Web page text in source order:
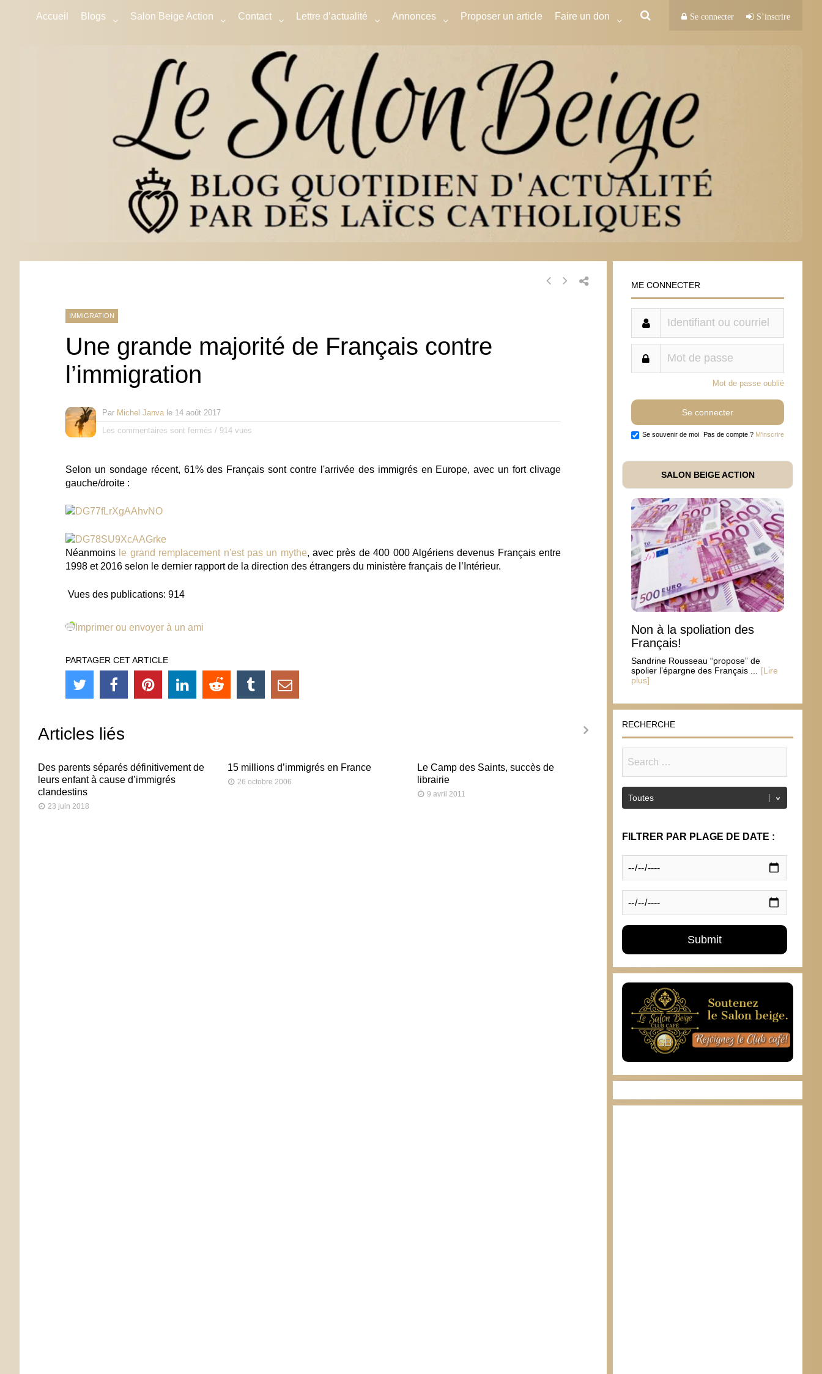
Accueil Blogs Salon Beige Action Contact Lettre d’actualité Annonces Proposer un article Faire un don Se connecter S’inscrire
IMMIGRATION
Une grande majorité de Français contre
l’immigration
Par Michel Janva le 14 août 2017
Les commentaires sont fermés / 914 vues
Selon un sondage récent, 61% des Français sont contre l'arrivée des immigrés en Europe, avec un fort clivage
gauche/droite :
Néanmoins le grand remplacement n'est pas un mythe, avec près de 400 000 Algériens devenus Français entre
1998 et 2016 selon le dernier rapport de la direction des étrangers du ministère français de l’Intérieur.
Vues des publications: 914
Imprimer ou envoyer à un ami
PARTAGER CET ARTICLE
Articles liés
Des parents séparés définitivement de
leurs enfant à cause d’immigrés
clandestins
23 juin 2018
15 millions d’immigrés en France
26 octobre 2006
Le Camp des Saints, succès de
librairie
9 avril 2011
Les réfugiés vus par les Arabes
ME CONNECTER
Mot de passe oublié
Se souvenir de moi Pas de compte ? M'inscrire
SALON BEIGE ACTION
Non à la spoliation des
Français!
Sandrine Rousseau “propose” de
spolier l’épargne des Français ...
[Lire
plus]
RECHERCHE
FILTRER PAR PLAGE DE DATE :